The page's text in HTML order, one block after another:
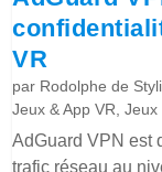
VR
par Rodolphe de
Jeux & App VR,Jeux
AdGuard VPN est
trafic réseau au